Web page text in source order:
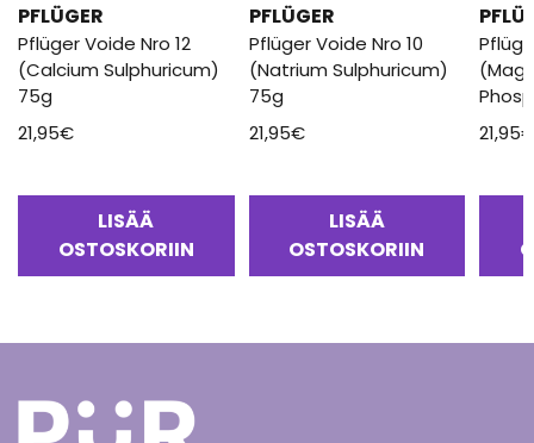
PFLÜGER
Pflüger Voide Nro 12
(Calcium Sulphuricum)
75g
21,95€
LISÄÄ
OSTOSKORIIN
PFLÜGER
Pflüger Voide Nro 10
(Natrium Sulphuricum)
75g
21,95€
LISÄÄ
OSTOSKORIIN
21,95€